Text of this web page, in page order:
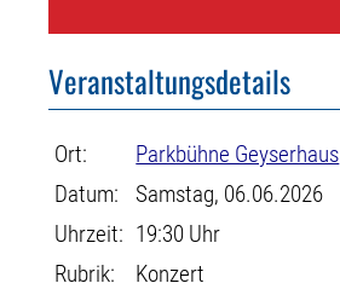
Veranstaltungsdetails
Ort:
Parkbühne Geyserhaus
Datum:
Samstag, 06.06.2026
Uhrzeit: 19:30 Uhr
Rubrik:
Konzert